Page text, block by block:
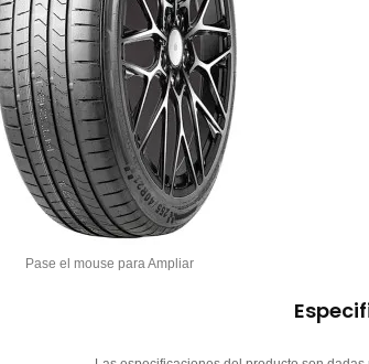
Pase el mouse para Ampliar